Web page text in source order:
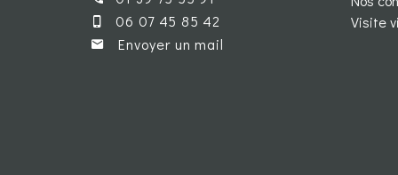
06 07 45 85 42
Envoyer un mail
Visite